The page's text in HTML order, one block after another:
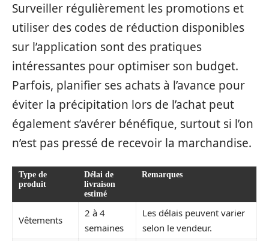
Surveiller régulièrement les promotions et
utiliser des codes de réduction disponibles
sur l’application sont des pratiques
intéressantes pour optimiser son budget.
Parfois, planifier ses achats à l’avance pour
éviter la précipitation lors de l’achat peut
également s’avérer bénéfique, surtout si l’on
n’est pas pressé de recevoir la marchandise.
Type de
produit
Délai de
livraison
estimé
Remarques
Vêtements
2 à 4
semaines
Les délais peuvent varier
selon le vendeur.